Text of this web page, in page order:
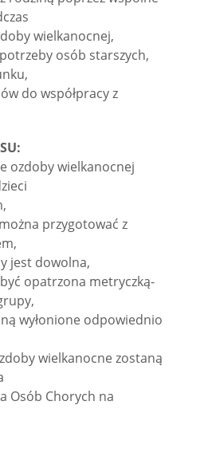
wielkanocnej,
osób starszych,
do współpracy z
ozdoby wielkanocnej
przygotować z
jest dowolna,
opatrzona metryczką-
wyłonione odpowiednio
wielkanocne zostaną
Osób Chorych na